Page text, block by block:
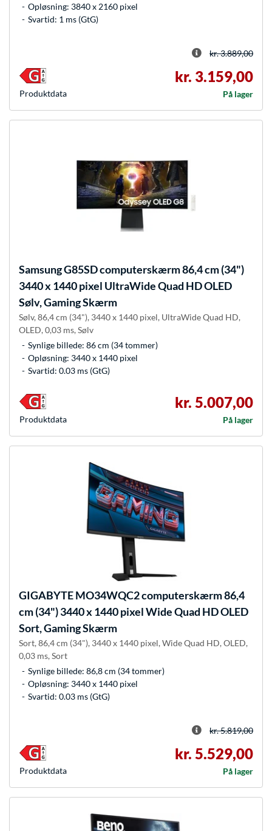
Opløsning: 3840 x 2160 pixel
Svartid: 1 ms (GtG)
kr. 3.889,00
kr. 3.159,00
På lager
Produkt­data
SamsungG85SD computerskærm 86,4 cm (34")
3440 x 1440 pixel UltraWide Quad HD OLED
Sølv, Gaming Skærm
Sølv, 86,4 cm (34"), 3440 x 1440 pixel, UltraWide Quad HD,
OLED, 0,03 ms, Sølv
Synlige billede: 86 cm (34 tommer)
Opløsning: 3440 x 1440 pixel
Svartid: 0.03 ms (GtG)
kr. 5.007,00
På lager
Produkt­data
GIGABYTEMO34WQC2 computerskærm 86,4
cm (34") 3440 x 1440 pixel Wide Quad HD OLED
Sort, Gaming Skærm
Sort, 86,4 cm (34"), 3440 x 1440 pixel, Wide Quad HD, OLED,
0,03 ms, Sort
Synlige billede: 86,8 cm (34 tommer)
Opløsning: 3440 x 1440 pixel
Svartid: 0.03 ms (GtG)
kr. 5.819,00
kr. 5.529,00
På lager
Produkt­data